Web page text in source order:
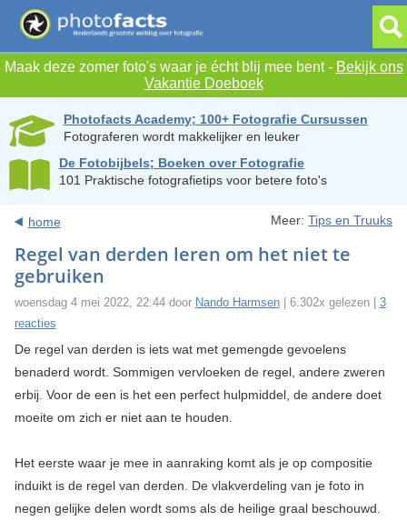
Maak deze zomer foto's waar je écht blij mee bent - Bekijk ons
Vakantie Doeboek
Photofacts Academy; 100+ Fotografie Cursussen
Fotograferen wordt makkelijker en leuker
De Fotobijbels; Boeken over Fotografie
101 Praktische fotografietips voor betere foto's
home Meer:Tips en Truuks
Regel van derden leren om het niet te
gebruiken
woensdag 4 mei 2022, 22:44 door Nando Harmsen| 6.302x gelezen | 3
reacties
De regel van derden is iets wat met gemengde gevoelens
benaderd wordt. Sommigen vervloeken de regel, andere zweren
erbij. Voor de een is het een perfect hulpmiddel, de andere doet
moeite om zich er niet aan te houden.
Het eerste waar je mee in aanraking komt als je op compositie
induikt is de regel van derden. De vlakverdeling van je foto in
negen gelijke delen wordt soms als de heilige graal beschouwd.